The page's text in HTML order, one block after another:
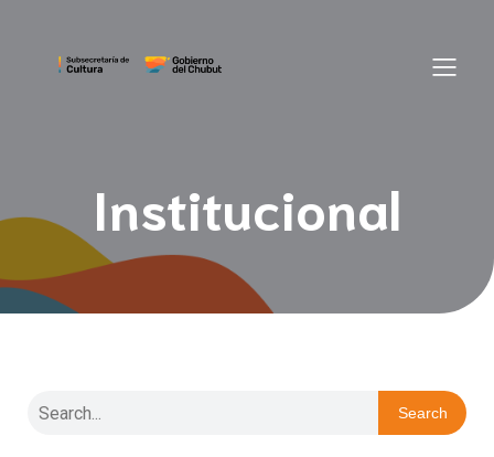
Institucional
Search